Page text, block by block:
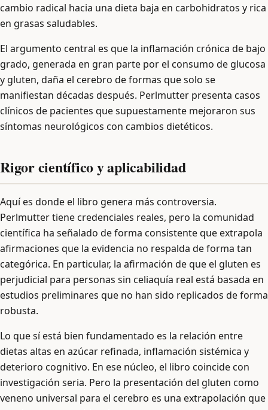
cambio radical hacia una dieta baja en carbohidratos y rica
en grasas saludables.
El argumento central es que la inflamación crónica de bajo
grado, generada en gran parte por el consumo de glucosa
y gluten, daña el cerebro de formas que solo se
manifiestan décadas después. Perlmutter presenta casos
clínicos de pacientes que supuestamente mejoraron sus
síntomas neurológicos con cambios dietéticos.
Rigor científico y aplicabilidad
Aquí es donde el libro genera más controversia.
Perlmutter tiene credenciales reales, pero la comunidad
científica ha señalado de forma consistente que extrapola
afirmaciones que la evidencia no respalda de forma tan
categórica. En particular, la afirmación de que el gluten es
perjudicial para personas sin celiaquía real está basada en
estudios preliminares que no han sido replicados de forma
robusta.
Lo que sí está bien fundamentado es la relación entre
dietas altas en azúcar refinada, inflamación sistémica y
deterioro cognitivo. En ese núcleo, el libro coincide con
investigación seria. Pero la presentación del gluten como
veneno universal para el cerebro es una extrapolación que